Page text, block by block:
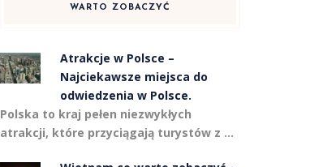
WARTO ZOBACZYĆ
Atrakcje w Polsce –
Najciekawsze miejsca do
odwiedzenia w Polsce.
Polska to kraj pełen niezwykłych
atrakcji, które przyciągają turystów z …